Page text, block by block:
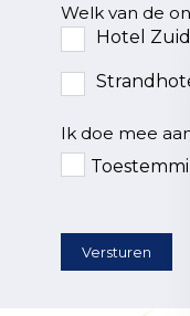
Welk van de
Hotel
Ik doe mee
Versturen